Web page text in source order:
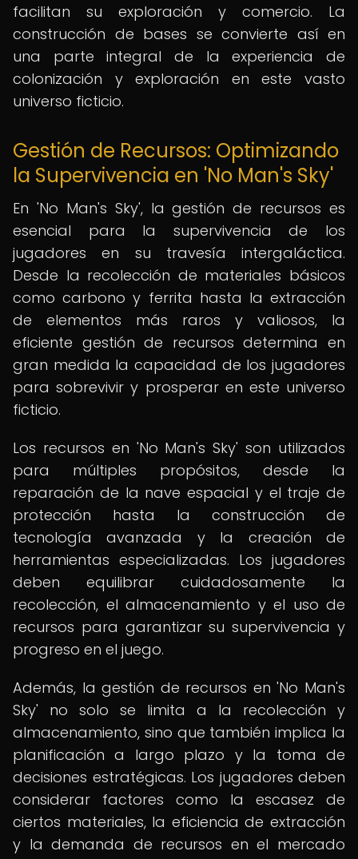
facilitan su exploración y comercio. La
construcción de bases se convierte así en
una parte integral de la experiencia de
colonización y exploración en este vasto
universo ficticio.
Gestión de Recursos: Optimizando
la Supervivencia en 'No Man's Sky'
En 'No Man's Sky', la gestión de recursos es
esencial para la supervivencia de los
jugadores en su travesía intergaláctica.
Desde la recolección de materiales básicos
como carbono y ferrita hasta la extracción
de elementos más raros y valiosos, la
eficiente gestión de recursos determina en
gran medida la capacidad de los jugadores
para sobrevivir y prosperar en este universo
ficticio.
Los recursos en 'No Man's Sky' son utilizados
para múltiples propósitos, desde la
reparación de la nave espacial y el traje de
protección hasta la construcción de
tecnología avanzada y la creación de
herramientas especializadas. Los jugadores
deben equilibrar cuidadosamente la
recolección, el almacenamiento y el uso de
recursos para garantizar su supervivencia y
progreso en el juego.
Además, la gestión de recursos en 'No Man's
Sky' no solo se limita a la recolección y
almacenamiento, sino que también implica la
planificación a largo plazo y la toma de
decisiones estratégicas. Los jugadores deben
considerar factores como la escasez de
ciertos materiales, la eficiencia de extracción
y la demanda de recursos en el mercado